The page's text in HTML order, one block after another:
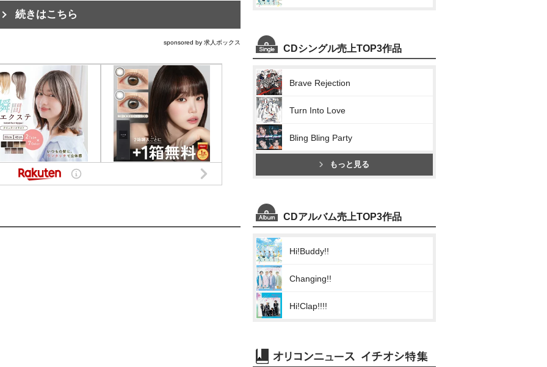
続きはこちら
sponsored by 求人ボックス
CDシングル売上TOP3作品
Brave Rejection
Turn Into Love
Bling Bling Party
もっと見る
CDアルバム売上TOP3作品
Hi!Buddy!!
Changing!!
Hi!Clap!!!!